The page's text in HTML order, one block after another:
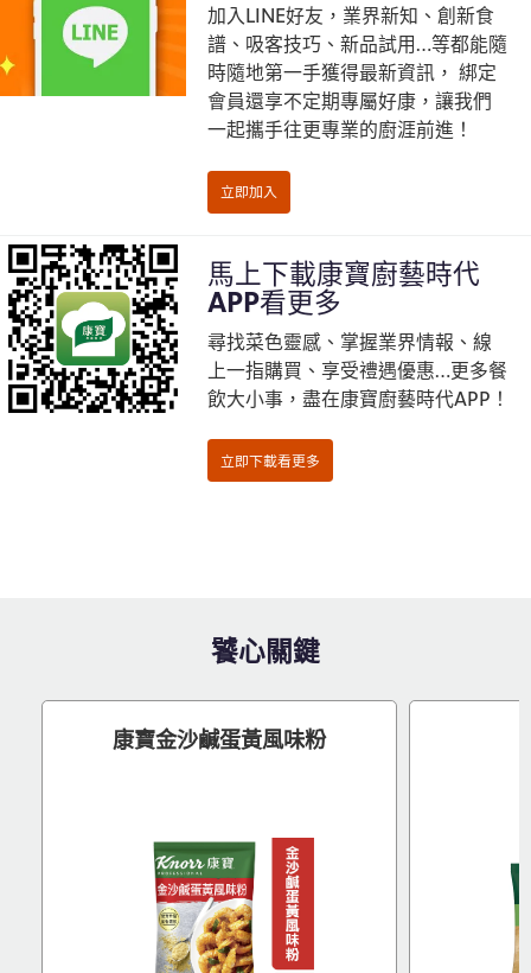
加入LINE好友，業界新知、創新食
譜、吸客技巧、新品試用…等都能隨
時隨地第一手獲得最新資訊， 綁定
會員還享不定期專屬好康，讓我們
一起攜手往更專業的廚涯前進！
馬上下載康寶廚藝時代
APP看更多
尋找菜色靈感、掌握業界情報、線
上一指購買、享受禮遇優惠…更多餐
飲大小事，盡在康寶廚藝時代APP！
饕心關鍵
康寶金沙鹹蛋黃風味粉